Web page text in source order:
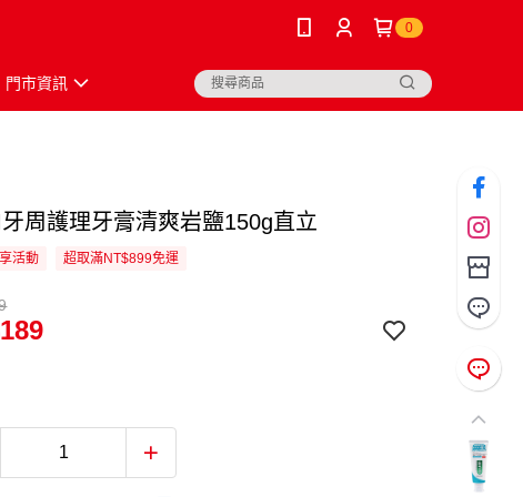
0
門市資訊
周護理牙膏清爽岩鹽150g直立
活動 超取滿NT$899免運